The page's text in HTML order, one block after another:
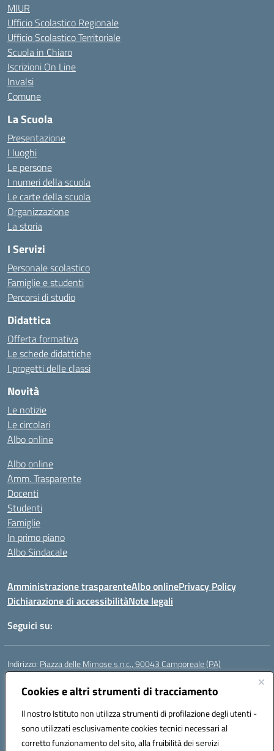
Cookies e altri strumenti di tracciamento
Il nostro Istituto non utilizza strumenti di profilazione degli utenti -
sono utilizzati esclusivamente cookies tecnici necessari al
corretto funzionamento del sito, alla fruibilità dei servizi
MIUR
Ufficio Scolastico Regionale
Ufficio Scolastico Territoriale
Scuola in Chiaro
Iscrizioni On Line
Invalsi
Comune
La Scuola
Presentazione
I luoghi
Le persone
I numeri della scuola
Le carte della scuola
Organizzazione
La storia
I Servizi
Personale scolastico
Famiglie e studenti
Percorsi di studio
Didattica
Offerta formativa
Le schede didattiche
I progetti delle classi
Novità
Le notizie
Le circolari
Albo online
Albo online
Amm. Trasparente
Docenti
Studenti
Famiglie
In primo piano
Albo Sindacale
Amministrazione trasparenteAlbo onlinePrivacy Policy
Dichiarazione di accessibilitàNote legali
Seguici su:
Indirizzo: Piazza delle Mimose s.n.c., 90043 Camporeale (PA)
Centralino:
Email:paic840008@istruzione.it
Codice fiscale: 80048770822
Codice meccanografico:
PAIC840008